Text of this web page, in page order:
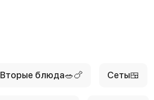
Вторые блюда🥗🍗 Сеты🍱